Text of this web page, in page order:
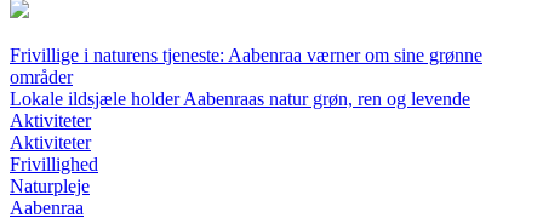
Frivillige i naturens tjeneste: Aabenraa værner om sine grønne
områder
Lokale ildsjæle holder Aabenraas natur grøn, ren og levende
Aktiviteter
Aktiviteter
Frivillighed
Naturpleje
Aabenraa